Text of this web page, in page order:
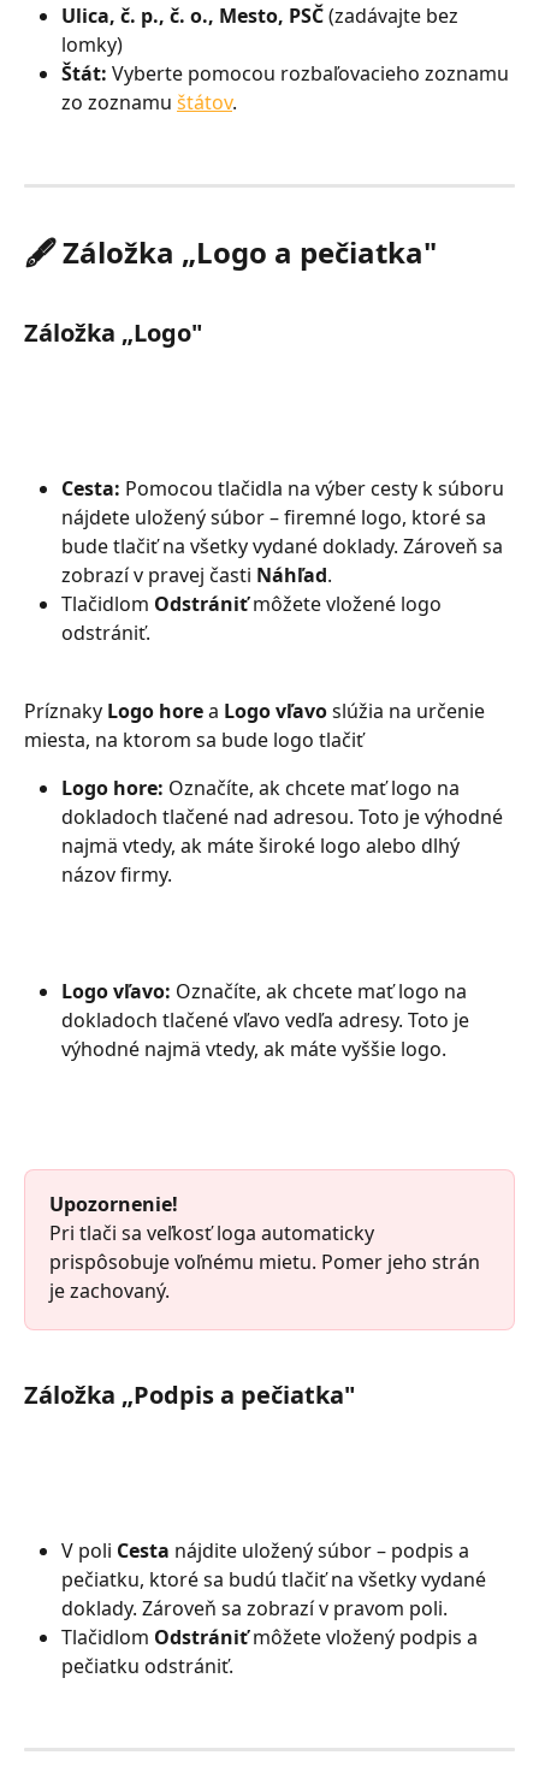
Ulica, č. p., č. o., Mesto, PSČ (zadávajte bez
lomky)
Štát: Vyberte pomocou rozbaľovacieho zoznamu
zo zoznamu štátov.
🖋️ Záložka „Logo a pečiatka"
Záložka „Logo"
Cesta: Pomocou tlačidla na výber cesty k súboru
nájdete uložený súbor – firemné logo, ktoré sa
bude tlačiť na všetky vydané doklady. Zároveň sa
zobrazí v pravej časti Náhľad.
Tlačidlom Odstrániť môžete vložené logo
odstrániť.
Príznaky Logo hore a Logo vľavo slúžia na určenie
miesta, na ktorom sa bude logo tlačiť
Logo hore: Označíte, ak chcete mať logo na
dokladoch tlačené nad adresou. Toto je výhodné
najmä vtedy, ak máte široké logo alebo dlhý
názov firmy.
Logo vľavo: Označíte, ak chcete mať logo na
dokladoch tlačené vľavo vedľa adresy. Toto je
výhodné najmä vtedy, ak máte vyššie logo.
Upozornenie!
Pri tlači sa veľkosť loga automaticky
prispôsobuje voľnému mietu. Pomer jeho strán
je zachovaný.
Záložka „Podpis a pečiatka"
V poli Cesta nájdite uložený súbor – podpis a
pečiatku, ktoré sa budú tlačiť na všetky vydané
doklady. Zároveň sa zobrazí v pravom poli.
Tlačidlom Odstrániť môžete vložený podpis a
pečiatku odstrániť.